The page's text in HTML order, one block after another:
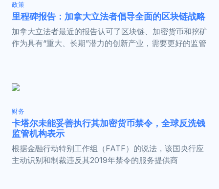
政策
里程碑报告：加拿大立法者倡导全面的区块链战略
加拿大立法者最近的报告认可了区块链、加密货币和挖矿
作为具有“重大、长期”潜力的创新产业，需要更好的监管
财务
卡塔尔未能妥善执行其加密货币禁令，全球反洗钱
监管机构表示
根据金融行动特别工作组（FATF）的说法，该国央行应
主动识别和制裁违反其2019年禁令的服务提供商